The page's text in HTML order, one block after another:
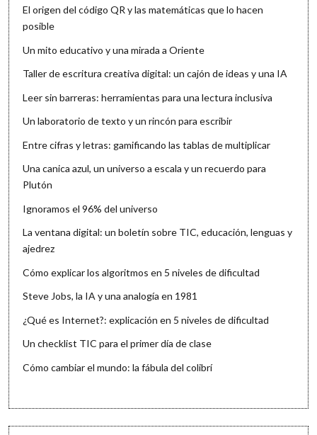
El origen del código QR y las matemáticas que lo hacen
posible
Un mito educativo y una mirada a Oriente
Taller de escritura creativa digital: un cajón de ideas y una IA
Leer sin barreras: herramientas para una lectura inclusiva
Un laboratorio de texto y un rincón para escribir
Entre cifras y letras: gamificando las tablas de multiplicar
Una canica azul, un universo a escala y un recuerdo para
Plutón
Ignoramos el 96% del universo
La ventana digital: un boletín sobre TIC, educación, lenguas y
ajedrez
Cómo explicar los algoritmos en 5 niveles de dificultad
Steve Jobs, la IA y una analogía en 1981
¿Qué es Internet?: explicación en 5 niveles de dificultad
Un checklist TIC para el primer día de clase
Cómo cambiar el mundo: la fábula del colibrí